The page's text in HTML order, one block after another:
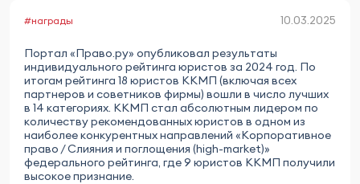
#награды 10.03.2025
Портал «Право.ру» опубликовал результаты
индивидуального рейтинга юристов за 2024 год. По
итогам рейтинга 18 юристов ККМП (включая всех
партнеров и советников фирмы) вошли в число лучших
в 14 категориях. ККМП стал абсолютным лидером по
количеству рекомендованных юристов в одном из
наиболее конкурентных направлений «Корпоративное
право / Слияния и поглощения (high-market)»
федерального рейтинга, где 9 юристов ККМП получили
высокое признание.